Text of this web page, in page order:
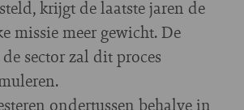
krijgt de laatste jaren de
missie meer gewicht. De
sector zal dit proces
ondertussen behalve in